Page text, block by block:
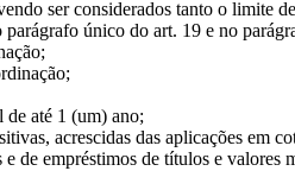
ser considerados tanto o limite
único do art. 19 e no
até 1 (um) ano;
acrescidas das aplicações em
de empréstimos de títulos e